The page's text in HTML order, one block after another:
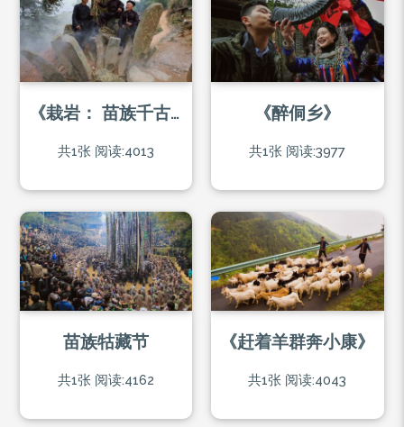
《栽岩： 苗族千古不朽的石头文化》
共1张 阅读:4013
《醉侗乡》
共1张 阅读:3977
苗族牯藏节
共1张 阅读:4162
《赶着羊群奔小康》
共1张 阅读:4043